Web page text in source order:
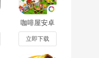
咖啡屋安卓
最新版
v2.73.7安卓
版
立即下载